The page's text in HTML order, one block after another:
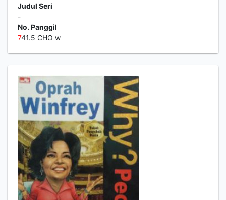
Judul Seri
-
No. Panggil
741.5 CHO w